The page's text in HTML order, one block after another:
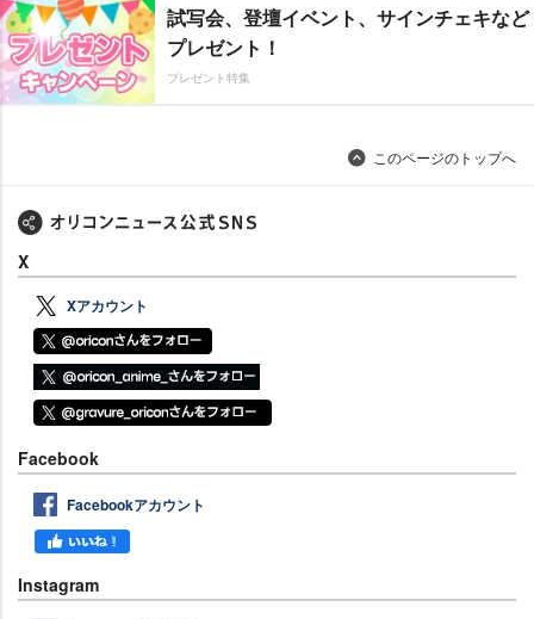
試写会、登壇イベント、サインチェキなど
プレゼント！
プレゼント特集
このページのトップへ
X
Xアカウント
Facebook
Facebookアカウント
Instagram